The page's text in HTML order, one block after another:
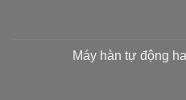
Máy hàn tự động